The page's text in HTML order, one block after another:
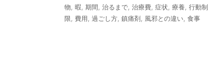
物 暇 期間 治るまで 治療費 症状 療養 行動制
限
費用 過ごし方 鎮痛剤 風邪との違い 食事